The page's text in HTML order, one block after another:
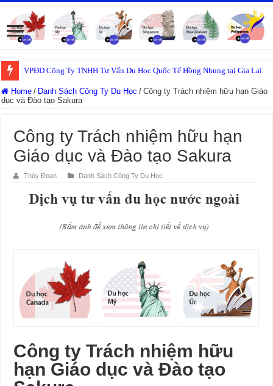
VPĐD Công Ty TNHH Tư Vấn Du Học Quốc Tế Hồng Nhung tại Gia Lai
Home / Danh Sách Công Ty Du Học / Công ty Trách nhiệm hữu hạn Giáo
dục và Đào tạo Sakura
Công ty Trách nhiệm hữu hạn
Giáo dục và Đào tạo Sakura
Thúy Đoan Danh Sách Công Ty Du Học
Công ty Trách nhiệm hữu
hạn Giáo dục và Đào tạo